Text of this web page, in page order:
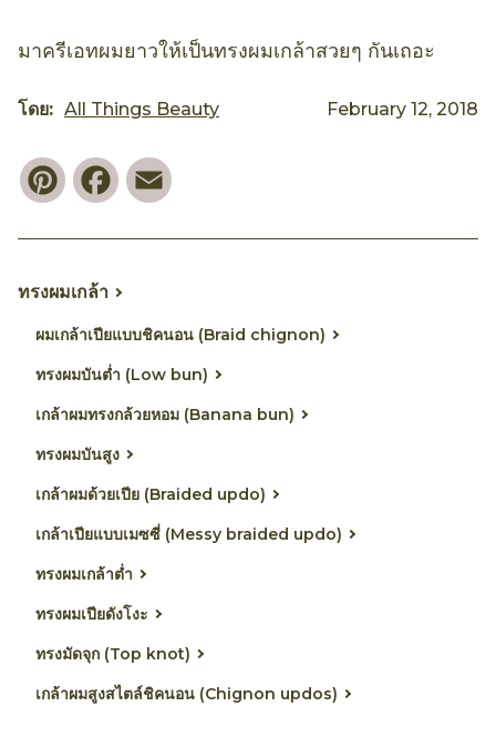
มาครีเอทผมยาวให้เป็นทรงผมเกล้าสวยๆ กันเถอะ
โดย: All Things Beauty February 12, 2018
PinterestFacebook
ทรงผมเกล้า
ผมเกล้าเปียแบบชิคนอน (Braid chignon)
ทรงผมบันต่ำ (Low bun)
เกล้าผมทรงกล้วยหอม (Banana bun)
ทรงผมบันสูง
เกล้าผมด้วยเปีย (Braided updo)
เกล้าเปียแบบเมซซี่ (Messy braided updo)
ทรงผมเกล้าต่ำ
ทรงผมเปียดังโงะ
ทรงมัดจุก (Top knot)
เกล้าผมสูงสไตล์ชิคนอน (Chignon updos)